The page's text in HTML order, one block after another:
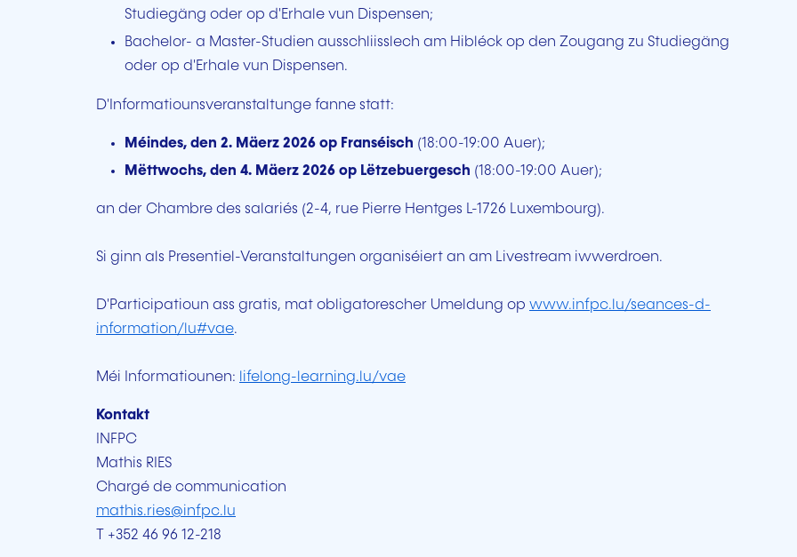
Studiegäng oder op d'Erhale vun Dispensen;
Bachelor- a Master-Studien ausschliisslech am Hibléck op den Zougang zu Studiegäng
oder op d'Erhale vun Dispensen.
D'Informatiounsveranstaltunge fanne statt:
Méindes, den 2. Mäerz 2026 op Franséisch (18:00-19:00 Auer);
Mëttwochs, den 4. Mäerz 2026 op Lëtzebuergesch (18:00-19:00 Auer);
an der Chambre des salariés (2-4, rue Pierre Hentges L-1726 Luxembourg).
Si ginn als Presentiel-Veranstaltungen organiséiert an am Livestream iwwerdroen.
D'Participatioun ass gratis, mat obligatorescher Umeldung op www.infpc.lu/seances-d-
information/lu#vae.
Méi Informatiounen: lifelong-learning.lu/vae
Kontakt
INFPC
Mathis RIES
Chargé de communication
mathis.ries@infpc.lu
T +352 46 96 12-218